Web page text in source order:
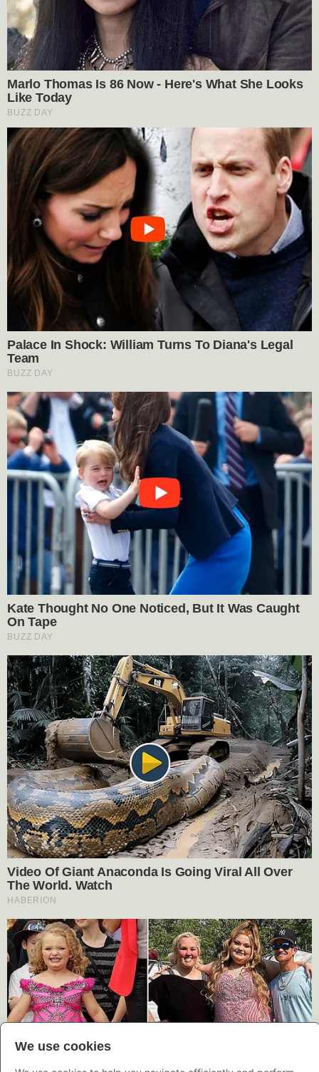
We use cookies